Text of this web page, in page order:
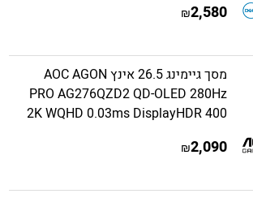
2,580
₪
מסך גיימינג 26.5 אינץ AOC AGON
PRO AG276QZD2 QD-OLED 280Hz
2K WQHD 0.03ms DisplayHDR 400
2,090
₪